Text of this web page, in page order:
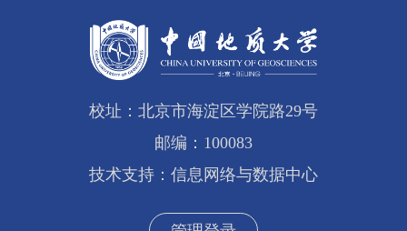
校址：北京市海淀区学院路29号
邮编：100083
技术支持：信息网络与数据中心